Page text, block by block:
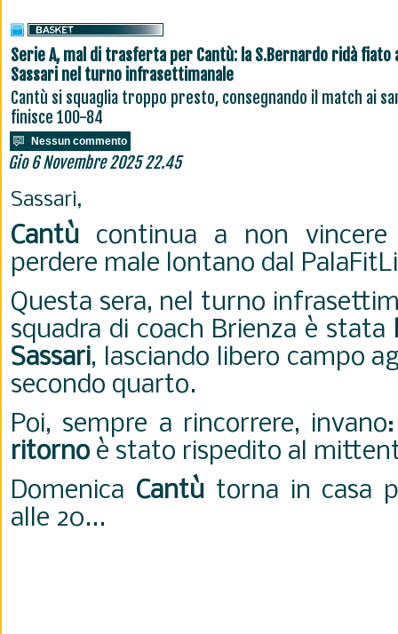
Serie A, mal di trasferta per Cantù: la S.Bernardo ridà fiato
Sassari nel turno infrasettimanale
Cantù si squaglia troppo presto, consegnando il match ai
finisce 100-84
Nessun commento
Gio 6 Novembre 2025 22.45
Sassari,
Cantù continua a non
perdere male lontano dal
Questa sera, nel turno
squadra di coach Brienza è stata
Sassari, lasciando libero campo
secondo quarto.
Poi, sempre a rincorrere,
ritornoè stato rispedito al
Domenica Cantùtorna in casa
alle 20...